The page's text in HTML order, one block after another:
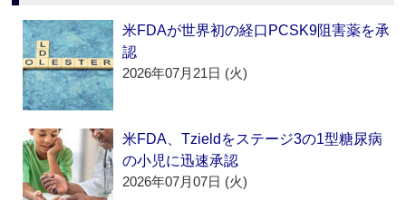
米FDAが世界初の経口PCSK9阻害薬を承
認
2026年07月21日 (火)
米FDA、Tzieldをステージ3の1型糖尿病
の小児に迅速承認
2026年07月07日 (火)